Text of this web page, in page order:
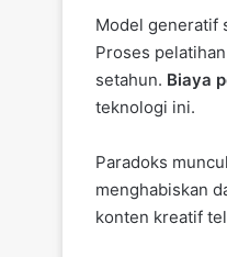
Model generatif
Proses
setahun. Biaya
teknologi ini.
Paradoks
menghabiskan
konten kreatif